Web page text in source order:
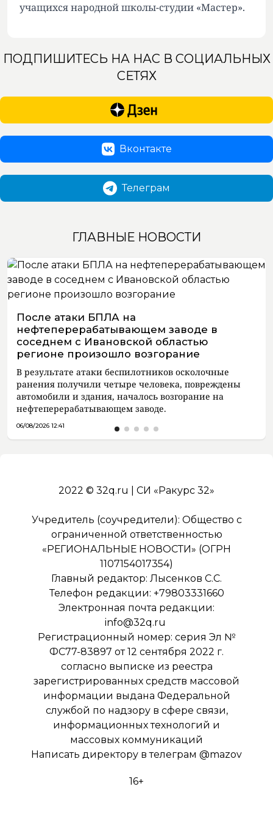
учащихся народной школы-студии «Мастер».
ПОДПИШИТЕСЬ НА НАС В СОЦИАЛЬНЫХ
СЕТЯХ
Вконтакте
Телеграм
ГЛАВНЫЕ НОВОСТИ
После атаки БПЛА на
нефтеперерабатывающем заводе в
соседнем с Ивановской областью
регионе произошло возгорание
В результате атаки беспилотников осколочные
ранения получили четыре человека, повреждены
автомобили и здания, началось возгорание на
нефтеперерабатывающем заводе.
06/08/2026 12:41
2022 © 32q.ru | СИ «Ракурс 32»
Учредитель (соучредители): Общество с
ограниченной ответственностью
«РЕГИОНАЛЬНЫЕ НОВОСТИ» (ОГРН
1107154017354)
Главный редактор: Лысенков С.С.
Телефон редакции: +79803331660
Электронная почта редакции:
info@32q.ru
Регистрационный номер: серия Эл №
ФС77-83897 от 12 сентября 2022 г.
согласно выписке из реестра
зарегистрированных средств массовой
информации выдана Федеральной
службой по надзору в сфере связи,
информационных технологий и
массовых коммуникаций
Написать директору в телеграм @mazov
16+